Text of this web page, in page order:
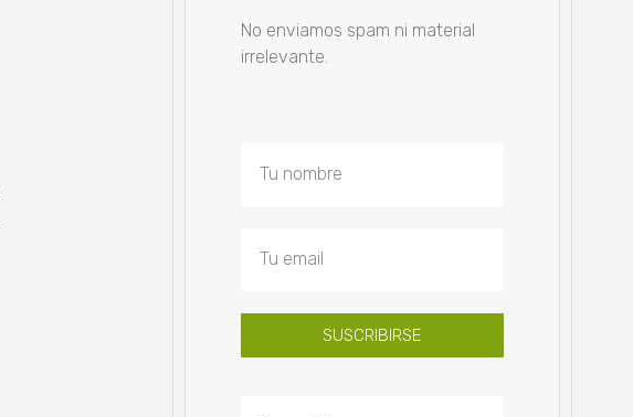
No enviamos spam ni material
irrelevante.
SUSCRIBIRSE